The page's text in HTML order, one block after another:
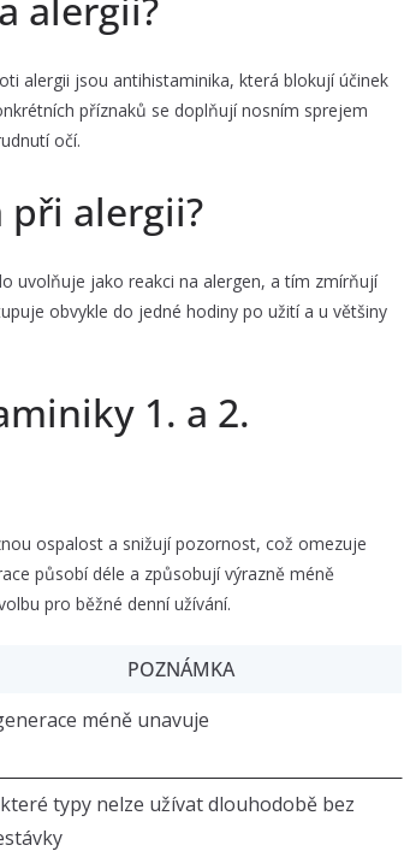
alergii jsou antihistaminika, která blokují účinek
příznaků se doplňují nosním sprejem
očí.
alergii?
uvolňuje jako reakci na alergen, a tím zmírňují
obvykle do jedné hodiny po užití a u většiny
1. a 2.
ospalost a snižují pozornost, což omezuje
působí déle a způsobují výrazně méně
pro běžné denní užívání.
POZNÁMKA
méně unavuje
typy nelze užívat dlouhodobě bez